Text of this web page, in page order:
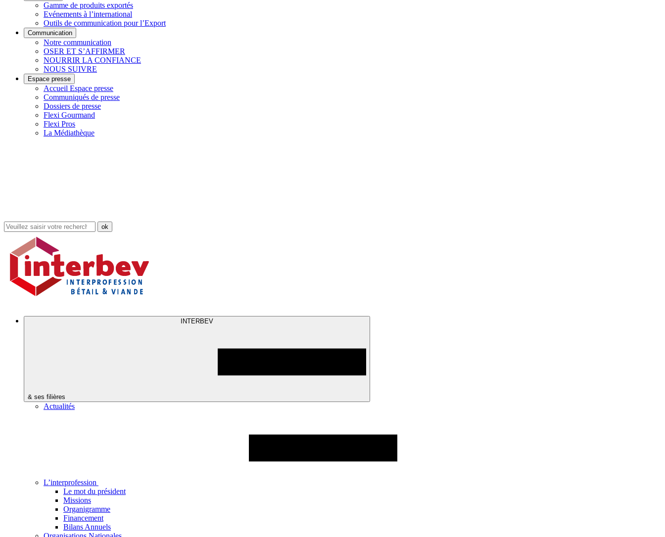
Gamme de produits exportés
Evénements à l’international
Outils de communication pour l’Export
Communication
Notre communication
OSER ET S’AFFIRMER
NOURRIR LA CONFIANCE
NOUS SUIVRE
Espace presse
Accueil Espace presse
Communiqués de presse
Dossiers de presse
Flexi Gourmand
Flexi Pros
La Médiathèque
Rechercher
dans
site
INTERBEV
& ses filières
Actualités
L’interprofession
Le mot du président
Missions
Organigramme
Financement
Bilans Annuels